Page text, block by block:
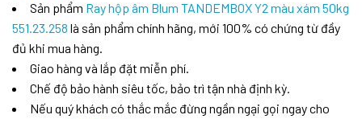
Sản phẩm Ray hộp âm Blum TANDEMBOX Y2 màu xám 50kg
551.23.258 là sản phẩm chính hãng, mới 100% có chứng từ đầy
đủ khi mua hàng.
Giao hàng và lắp đặt miễn phí.
Chế độ bảo hành siêu tốc, bảo trì tận nhà định kỳ.
Nếu quý khách có thắc mắc đừng ngần ngại gọi ngay cho